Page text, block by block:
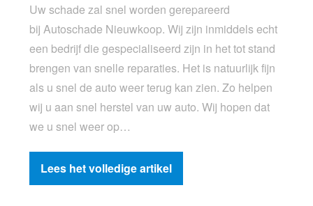
Uw schade zal snel worden gerepareerd
bij Autoschade Nieuwkoop. Wij zijn inmiddels echt
een bedrijf die gespecialiseerd zijn in het tot stand
brengen van snelle reparaties. Het is natuurlijk fijn
als u snel de auto weer terug kan zien. Zo helpen
wij u aan snel herstel van uw auto. Wij hopen dat
we u snel weer op…
Lees het volledige artikel